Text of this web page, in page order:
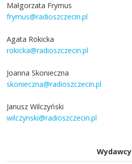
Małgorzata Frymus
frymus@radioszczecin.pl
Agata Rokicka
rokicka@radioszczecin.pl
Joanna Skonieczna
skonieczna@radioszczecin.pl
Janusz Wilczyński
wilczynski@radioszczecin.pl
Wydawcy